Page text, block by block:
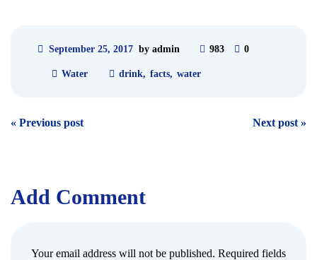
September 25, 2017 by admin 983 0
Water drink, facts, water
Post
« Previous post Next post »
Add Comment
Your email address will not be published. Required fields